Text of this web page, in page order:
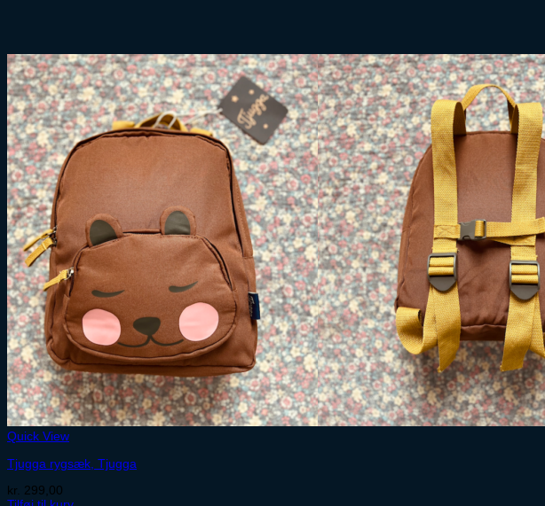
Quick View
Tjugga rygsæk, Tjugga
kr. 299,00